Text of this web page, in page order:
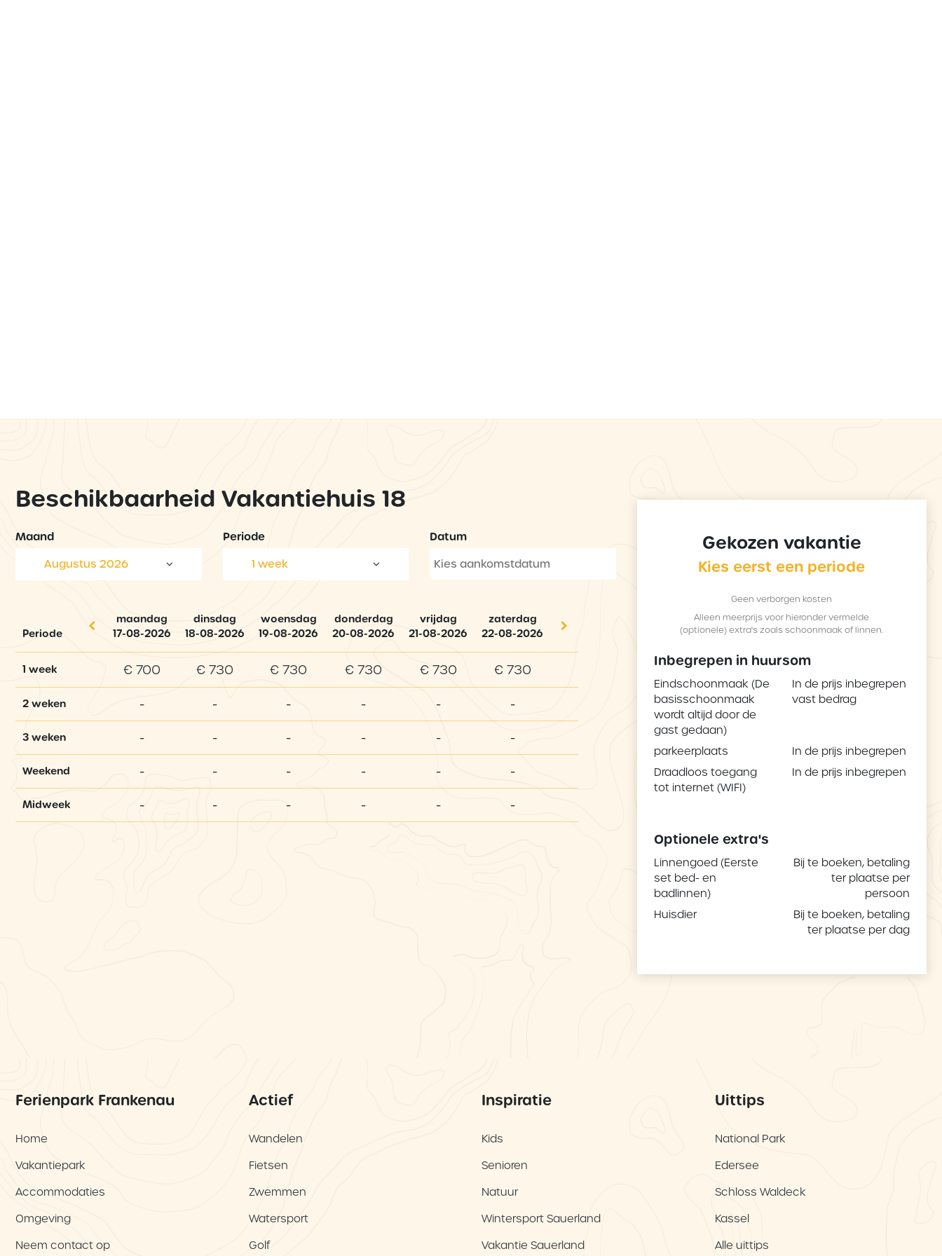
Beschikbaarheid Vakantiehuis 18
Maand
Augustus 2026
Periode
1 week
Datum
Periode
maandag
17-08-2026
dinsdag
18-08-2026
woensdag
19-08-2026
donderdag
20-08-2026
vrijdag
21-08-2026
zaterdag
22-08-2026
1 week € 700 € 730 € 730 € 730 € 730 € 730
2 weken - - - - - -
3 weken - - - - - -
Weekend - - - - - -
Midweek - - - - - -
Gekozen vakantie
Kies eerst een periode
Geen verborgen kosten
Alleen meerprijs voor hieronder vermelde
(optionele) extra's zoals schoonmaak of linnen.
Inbegrepen in huursom
Eindschoonmaak (De
basisschoonmaak
wordt altijd door de
gast gedaan)
In de prijs inbegrepen
vast bedrag
parkeerplaats
In de prijs inbegrepen
Draadloos toegang
tot internet (WIFI)
In de prijs inbegrepen
Optionele extra's
Linnengoed (Eerste
set bed- en
badlinnen)
Bij te boeken, betaling
ter plaatse per
persoon
Huisdier
Bij te boeken, betaling
ter plaatse per dag
Ferienpark Frankenau
Home
Vakantiepark
Accommodaties
Omgeving
Neem contact op
Actief
Wandelen
Fietsen
Zwemmen
Watersport
Golf
Inspiratie
Kids
Senioren
Natuur
Wintersport Sauerland
Vakantie Sauerland
Uittips
National Park
Edersee
Schloss Waldeck
Kassel
Alle uittips